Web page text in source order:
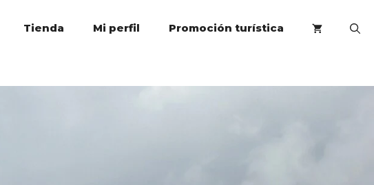
Tienda Mi perfil Promoción turística